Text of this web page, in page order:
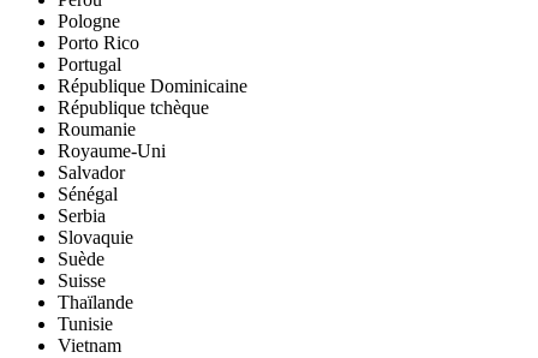
Pologne
Porto Rico
Portugal
République Dominicaine
République tchèque
Roumanie
Royaume-Uni
Salvador
Sénégal
Serbia
Slovaquie
Suède
Suisse
Thaïlande
Tunisie
Vietnam